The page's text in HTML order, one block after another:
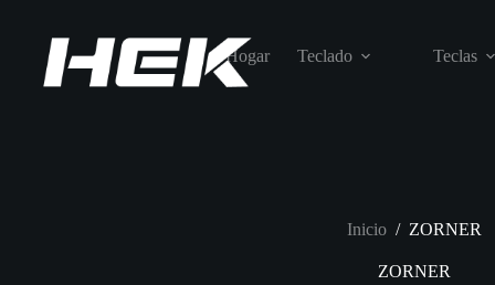
Hogar Teclado Teclas
Inicio / ZORNER
ZORNER